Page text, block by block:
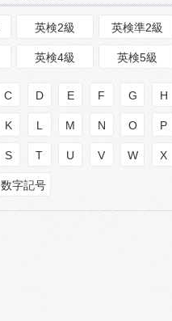
英検2級 英検準2級
英検4級 英検5級
C D E F G H
K L M N O P
S T U V W X
数字記号